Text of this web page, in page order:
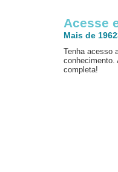
Acesse
Mais de
Tenha acesso
conhecimento.
completa!